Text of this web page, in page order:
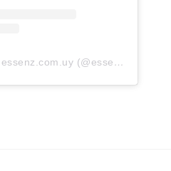
A post shared by essenz.com.uy (@essenz.com.uy)